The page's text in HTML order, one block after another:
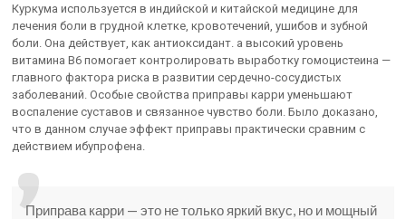
Куркума используется в индийской и китайской медицине для
лечения боли в грудной клетке, кровотечений, ушибов и зубной
боли. Она действует, как антиоксидант. а высокий уровень
витамина B6 помогает контролировать выработку гомоцистеина —
главного фактора риска в развитии сердечно-сосудистых
заболеваний. Особые свойства приправы карри уменьшают
воспаление суставов и связанное чувство боли. Было доказано,
что в данном случае эффект приправы практически сравним с
действием ибупрофена.
Приправа карри — это не только яркий вкус, но и мощный